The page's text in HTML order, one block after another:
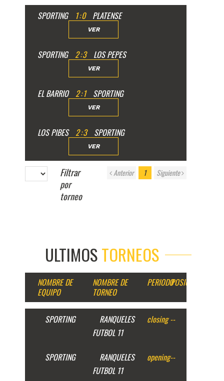
SPORTING 1:0 PLATENSE
VER
SPORTING 2:3 LOS PEPES
VER
EL BARRIO 2:1 SPORTING
VER
LOS PIBES 2:3 SPORTING
VER
Filtrar
por
torneo
Anterior 1 Siguiente
ULTIMOSTORNEOS
NOMBRE DE
EQUIPO
NOMBRE DE
TORNEO
PERIODOPOSICION
SPORTING
RANQUELES
FUTBOL 11
closing --
SPORTING
RANQUELES
FUTBOL 11
opening--